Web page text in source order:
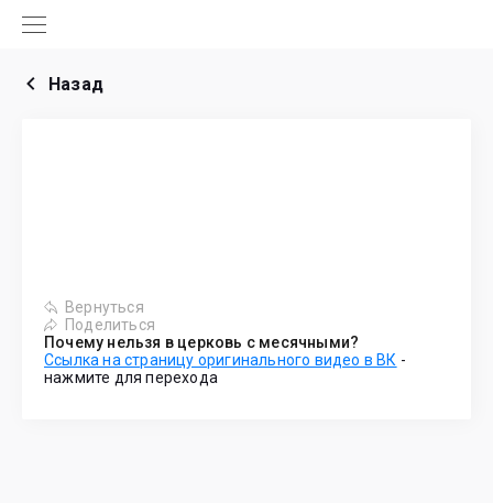
Назад
Вернуться
Поделиться
Почему нельзя в церковь с месячными?
Ссылка на страницу оригинального видео в ВК -
нажмите для перехода